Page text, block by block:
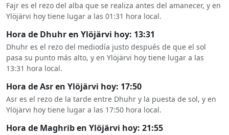
Fajr es el rezo del alba que se realiza antes del amanecer, y en
Ylöjärvi hoy tiene lugar a las 01:31 hora local.
Hora de Dhuhr en Ylöjärvi hoy: 13:31
Dhuhr es el rezo del mediodía justo después de que el sol
pasa su punto más alto, y en Ylöjärvi hoy tiene lugar a las
13:31 hora local.
Hora de Asr en Ylöjärvi hoy: 17:50
Asr es el rezo de la tarde entre Dhuhr y la puesta de sol, y en
Ylöjärvi hoy tiene lugar a las 17:50 hora local.
Hora de Maghrib en Ylöjärvi hoy: 21:55